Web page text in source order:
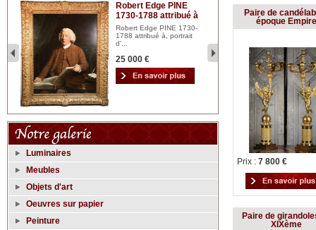
Robert Edge PINE
1730-1788 attribué à
Robert Edge PINE 1730-
1788 attribué à, portrait
d'...
25 000 € 2
Luminaires
Meubles
Objets d'art
Oeuvres sur papier
Peinture
Paire de
époque Empire
Prix : 7 800 €
Paire de
XIXème